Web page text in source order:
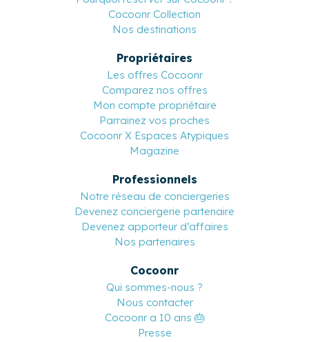
Cocoonr Collection
Nos destinations
Propriétaires
Les offres Cocoonr
Comparez nos offres
Mon compte propriétaire
Parrainez vos proches
Cocoonr X Espaces Atypiques
Magazine
Professionnels
Notre réseau de conciergeries
Devenez conciergerie partenaire
Devenez apporteur d’affaires
Nos partenaires
Cocoonr
Qui sommes-nous ?
Nous contacter
Cocoonr a 10 ans 🎂
Presse